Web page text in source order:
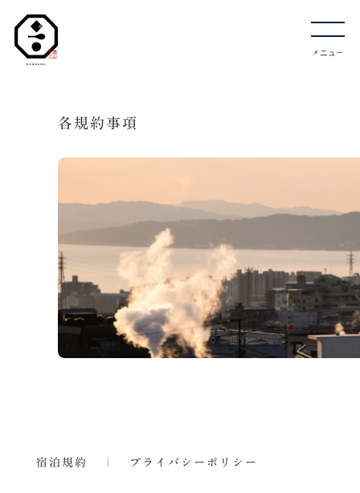
各規約事項
宿泊規約 プライバシーポリシー